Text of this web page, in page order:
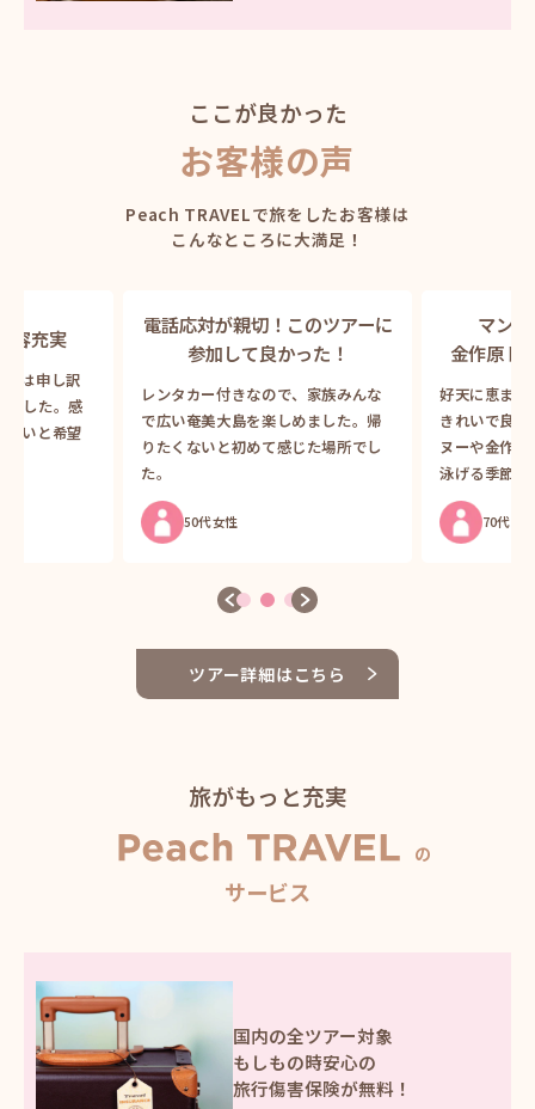
ここが良かった
お客様の声
Peach TRAVELで旅をしたお客様は
こんなところに大満足！
このツアーに
かった！
で、家族みんな
しめました。帰
感じた場所でし
マングローブカヌーや
金作原トレッキングが最高！
好天に恵まれて夕日、星空がとても
きれいで良かった！マングローブカ
ヌーや金作原も行きました。今度は
70代 男性
廉
ないく
謝感激
してお
ツアー詳細はこちら
旅がもっと充実
の
サービス
国内の全ツアー対象
もしもの時安心の
旅行傷害保険が無料！